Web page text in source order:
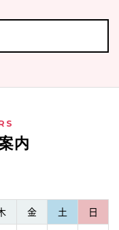
内
金 土 日